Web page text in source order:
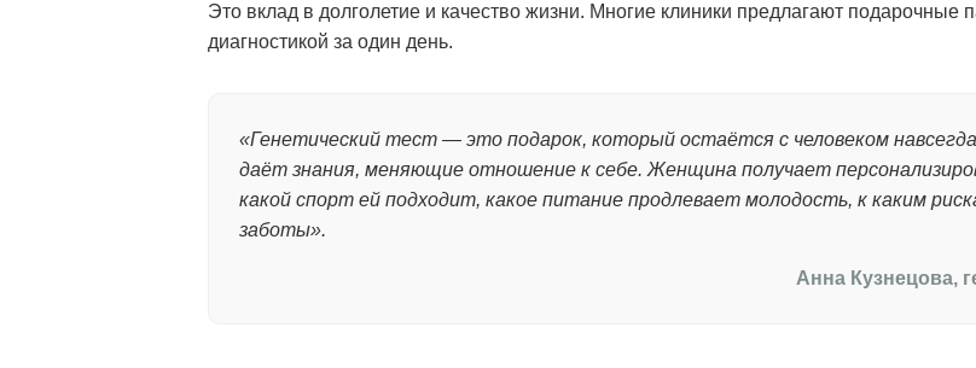
Это вклад в долголетие и качество жизни. Многие клиники предлагают подарочные
диагностикой за один день.
«Генетический тест — это подарок, который остаётся с человеком
даёт знания, меняющие отношение к себе. Женщина получает
какой спорт ей подходит, какое питание продлевает молодость, к каким
заботы».
Анна Кузнецова,